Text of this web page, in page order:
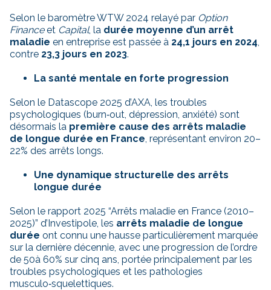
Selon le baromètre WTW 2024 relayé par Option
Financeet Capital, la durée moyenne d’un arrêt
maladie en entreprise est passée à 24,1 jours en 2024,
contre 23,3 jours en 2023.
La santé mentale en forte progression
Selon le Datascope 2025 d’AXA, les troubles
psychologiques (burn‑out, dépression, anxiété) sont
désormais la première cause des arrêts maladie
de longue durée en France, représentant environ 20–
22% des arrêts longs.
Une dynamique structurelle des arrêts
longue durée
Selon le rapport 2025 “Arrêts maladie en France (2010–
2025)” d’Investipole, les arrêts maladie de longue
durée ont connu une hausse particulièrement marquée
sur la dernière décennie, avec une progression de l’ordre
de 50à 60% sur cinq ans, portée principalement par les
troubles psychologiques et les pathologies
musculo‑squelettiques.